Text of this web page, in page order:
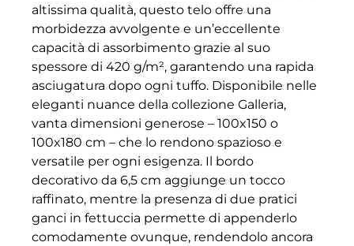
altissima qualità, questo telo offre una
morbidezza avvolgente e un’eccellente
capacità di assorbimento grazie al suo
spessore di 420 g/m², garantendo una rapida
asciugatura dopo ogni tuffo. Disponibile nelle
eleganti nuance della collezione Galleria,
vanta dimensioni generose – 100x150 o
100x180 cm – che lo rendono spazioso e
versatile per ogni esigenza. Il bordo
decorativo da 6,5 cm aggiunge un tocco
raffinato, mentre la presenza di due pratici
ganci in fettuccia permette di appenderlo
comodamente ovunque, rendendolo ancora